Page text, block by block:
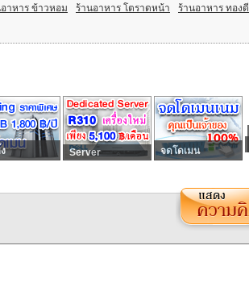
าหาร ข้าวหอม ร้านอาหาร โตราดหน้า ร้านอาหาร ทองดี
Server จดโดเมน